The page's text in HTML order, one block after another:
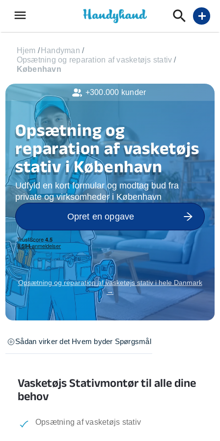
menu add
Hjem / Handyman /
Opsætning og reparation af vasketøjs stativ /
København
Opsætning og
reparation af vasketøjs
stativ i København
Udfyld en kort formular og modtag bud fra
private og virksomheder i København
Opret en opgave
Opsætning og reparation af vasketøjs stativ i hele Danmark
→
Sådan virker det Hvem byder Spørgsmål
Vasketøjs Stativmontør til alle dine
behov
Opsætning af vasketøjs stativ
+300.000 kunder